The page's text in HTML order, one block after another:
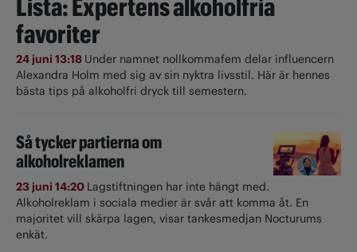
Lista: Expertens alkoholfria
favoriter
24 juni 13:18 Under namnet nollkommafem delar influencern
Alexandra Holm med sig av sin nyktra livsstil. Här är hennes
bästa tips på alkoholfri dryck till semestern.
Så tycker partierna om
alkoholreklamen
23 juni 14:20 Lagstiftningen har inte hängt med.
Alkoholreklam i sociala medier är svår att komma åt. En
majoritet vill skärpa lagen, visar tankesmedjan Nocturums
enkät.